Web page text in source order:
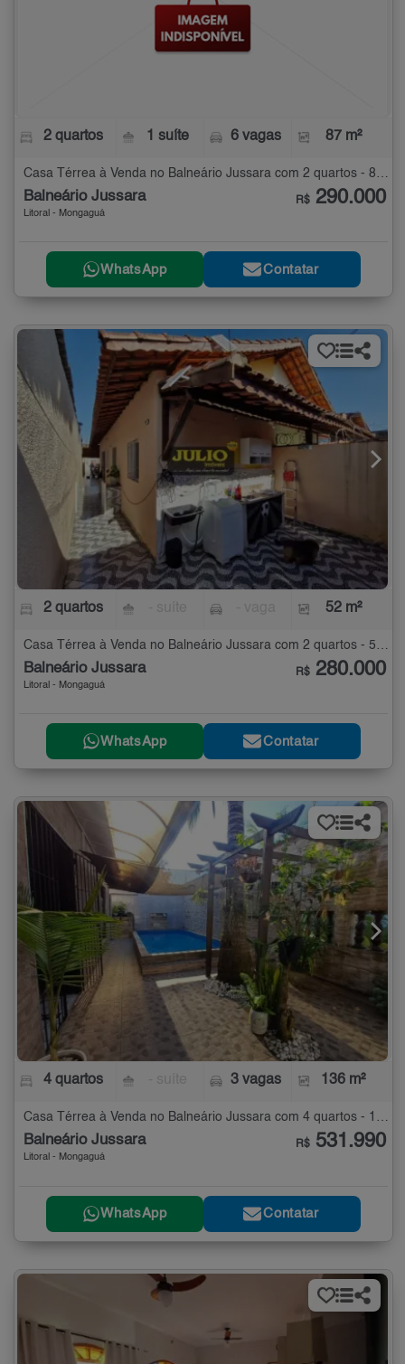
2 quartos 1 suíte 6 vagas 87 m²
Casa Térrea à Venda no Balneário Jussara com 2 quartos - 87 m²
Balneário Jussara
Litoral - Mongaguá
R$ 290.000
WhatsApp Contatar
2 quartos 52 m²
Casa Térrea à Venda no Balneário Jussara com 2 quartos - 52 m²
Balneário Jussara
Litoral - Mongaguá
R$ 280.000
WhatsApp Contatar
4 quartos 3 vagas 136 m²
Casa Térrea à Venda no Balneário Jussara com 4 quartos - 136 m²
Balneário Jussara
Litoral - Mongaguá
R$ 531.990
WhatsApp Contatar